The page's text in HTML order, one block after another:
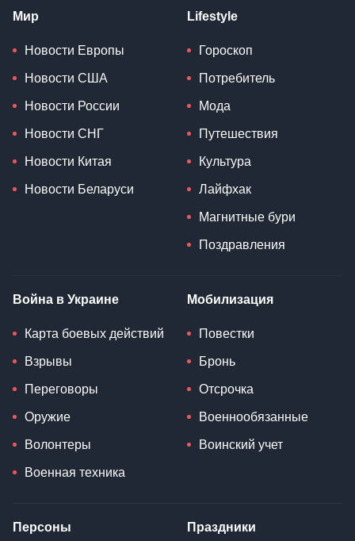
Мир
Новости Европы
Новости США
Новости России
Новости СНГ
Новости Китая
Новости Беларуси
Lifestyle
Гороскоп
Потребитель
Мода
Путешествия
Культура
Лайфхак
Магнитные бури
Поздравления
Война в Украине
Карта боевых действий
Взрывы
Переговоры
Оружие
Волонтеры
Военная техника
Мобилизация
Повестки
Бронь
Отсрочка
Военнообязанные
Воинский учет
Персоны Праздники